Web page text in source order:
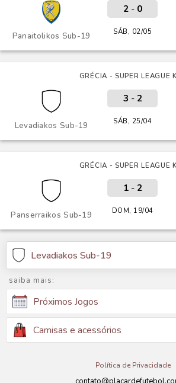
Panaitolikos Sub-19
2- 0
SÁB, 02/05
GRÉCIA - SUPER LEAGUE
Levadiakos Sub-19
3 - 2
SÁB, 25/04
GRÉCIA - SUPER LEAGUE
Panserraikos Sub-19
1- 2
DOM, 19/04
Levadiakos Sub-19
saiba mais:
Próximos Jogos
Camisas e acessórios
Política de Privacidade